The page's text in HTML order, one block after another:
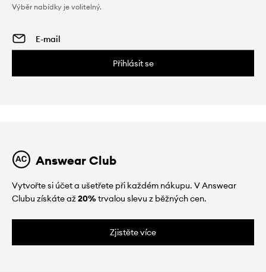
Výběr nabídky je volitelný.
Přihlásit se
Answear Club
Vytvořte si účet a ušetřete při každém nákupu. V Answear
Clubu získáte až20%trvalou slevu z běžných cen.
Zjistěte více